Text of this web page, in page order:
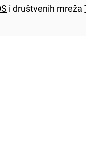
i društvenih mreža